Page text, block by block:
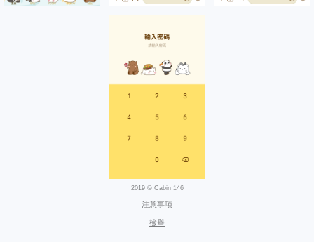
2019 © Cabin 146
注意事項
檢舉